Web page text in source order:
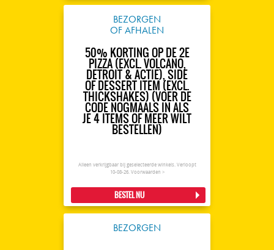
BEZORGEN
OF AFHALEN
50% KORTING OP DE 2E
PIZZA (EXCL. VOLCANO,
DETROIT & ACTIE), SIDE
OF DESSERT ITEM (EXCL.
THICKSHAKES) (VOER DE
CODE NOGMAALS IN ALS
JE 4 ITEMS OF MEER WILT
BESTELLEN)
Alleen verkrijgbaar bij geselecteerde winkels. Verloopt
10-08-26. Voorwaarden >
BESTEL NU
BEZORGEN